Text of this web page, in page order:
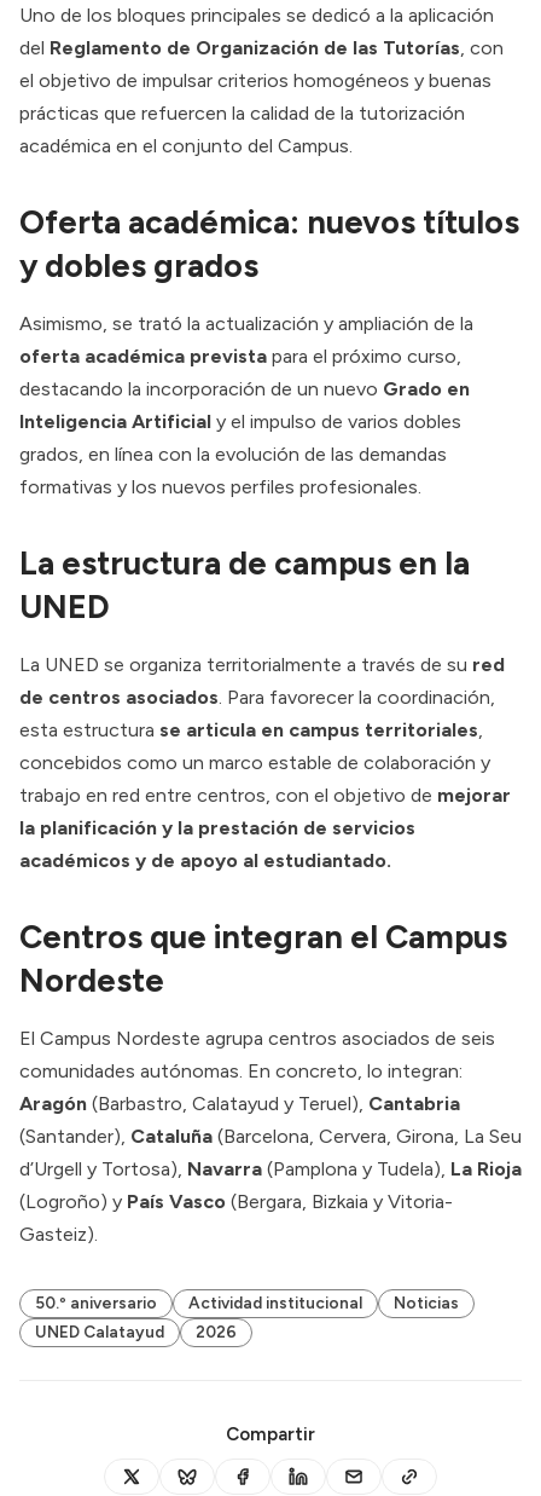
Uno de los bloques principales se dedicó a la aplicación
del Reglamento de Organización de las Tutorías , con
el objetivo de impulsar criterios homogéneos y buenas
prácticas que refuercen la calidad de la tutorización
académica en el conjunto del Campus.
Oferta académica: nuevos títulos
y dobles grados
Asimismo, se trató la actualización y ampliación de la
oferta académica prevista para el próximo curso,
destacando la incorporación de un nuevo Grado en
Inteligencia Artificial y el impulso de varios dobles
grados, en línea con la evolución de las demandas
formativas y los nuevos perfiles profesionales.
La estructura de campus en la
UNED
La UNED se organiza territorialmente a través de su red
de centros asociados . Para favorecer la coordinación,
esta estructura se articula en campus territoriales
concebidos como un marco estable de colaboración y
trabajo en red entre centros, con el objetivo de mejorar
la planificación y la prestación de servicios
académicos y de apoyo al estudiantado.
Centros que integran el Campus
Nordeste
El Campus Nordeste agrupa centros asociados de seis
comunidades autónomas. En concreto, lo integran:
Aragón (Barbastro, Calatayud y Teruel), Cantabria
(Santander), Cataluña (Barcelona, Cervera, Girona, La Seu
d’Urgell y Tortosa), Navarra (Pamplona y Tudela), La Rioja
(Logroño) y País Vasco (Bergara, Bizkaia y Vitoria-
Gasteiz).
50.º aniversario Actividad institucional
Noticias
UNED Calatayud
2026
Compartir